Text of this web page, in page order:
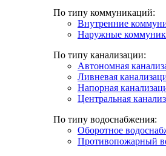
По типу коммуникаций:
Внутренние
Наружные
По типу канализации:
Автономная
Ливневая
Напорная
Центральная
По типу водоснабжения:
Оборотное
Противопожарный